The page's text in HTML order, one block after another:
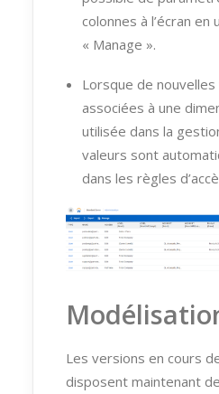
colonnes à l’écran
« Manage ».
Lorsque de
associées à une
utilisée dans la
valeurs sont
dans les règles
Les versions en cours
disposent maintenant